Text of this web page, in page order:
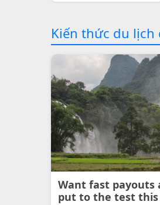
Kiến thức du lịch
Want fast payouts
put to the test this